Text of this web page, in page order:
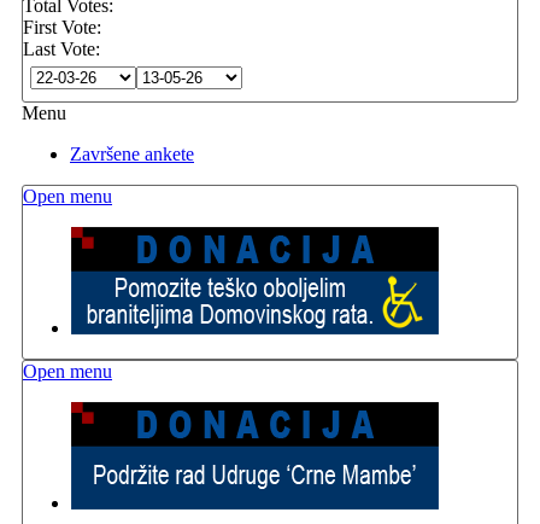
Total Votes:
First Vote:
Last Vote:
Menu
Završene ankete
Open menu
Open menu